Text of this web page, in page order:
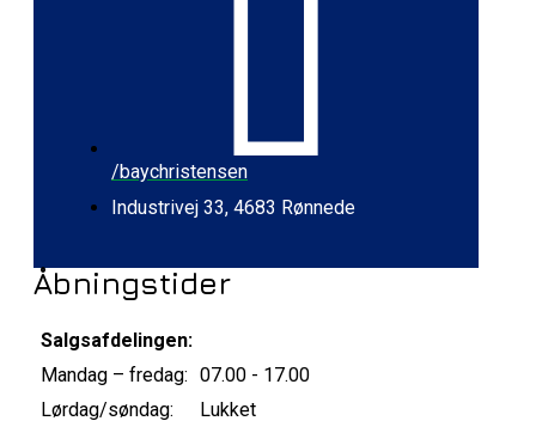
/baychristensen
Industrivej 33, 4683 Rønnede
Åbningstider
Salgsafdelingen:
Mandag – fredag: 07.00 - 17.00
Lørdag/søndag:
Lukket